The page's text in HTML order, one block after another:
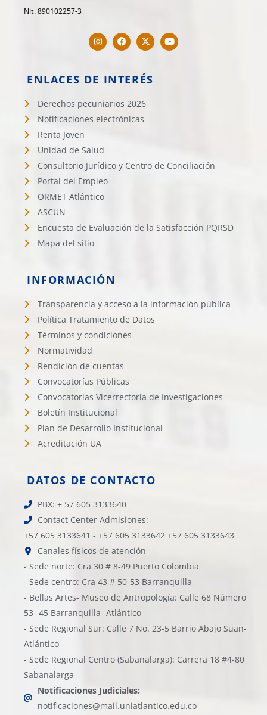
Nit. 890102257-3
ENLACES DE INTERÉS
Derechos pecuniarios 2026
Notificaciones electrónicas
Renta Joven
Unidad de Salud
Consultorio Jurídico y Centro de Conciliación
Portal del Empleo
ORMET Atlántico
ASCUN
Encuesta de Evaluación de la Satisfacción PQRSD
Mapa del sitio
INFORMACIÓN
Transparencia y acceso a la información pública
Política Tratamiento de Datos
Términos y condiciones
Normatividad
Rendición de cuentas
Convocatorías Públicas
Convocatorías Vicerrectoría de Investigaciones
Boletín Institucional
Plan de Desarrollo Institucional
Acreditación UA
DATOS DE CONTACTO
PBX: + 57 605 3133640
Contact Center Admisiones:
+57 605 3133641 - +57 605 3133642 +57 605 3133643
Canales físicos de atención
- Sede norte: Cra 30 # 8-49 Puerto Colombia
- Sede centro: Cra 43 # 50-53 Barranquilla
- Bellas Artes- Museo de Antropología: Calle 68 Número
53- 45 Barranquilla- Atlántico
- Sede Regional Sur: Calle 7 No. 23-5 Barrio Abajo Suan-
Atlántico
- Sede Regional Centro (Sabanalarga): Carrera 18 #4-80
Sabanalarga
Notificaciones Judiciales:
notificaciones@mail.uniatlantico.edu.co